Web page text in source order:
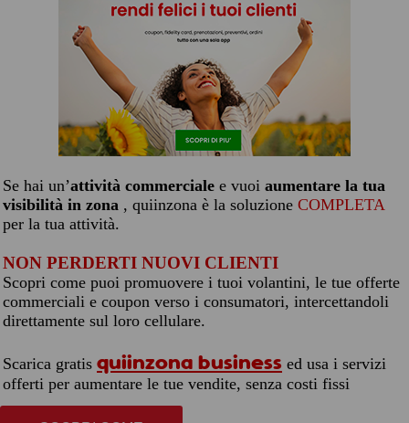
Se hai un’attività commerciale e vuoi aumentare la tua
visibilità in zona , quiinzona è la soluzione COMPLETA
per la tua attività.
NON PERDERTI NUOVI CLIENTI
Scopri come puoi promuovere i tuoi volantini, le tue offerte
commerciali e coupon verso i consumatori, intercettandoli
direttamente sul loro cellulare.
Scarica gratis quiinzona business ed usa i servizi
offerti per aumentare le tue vendite, senza costi fissi